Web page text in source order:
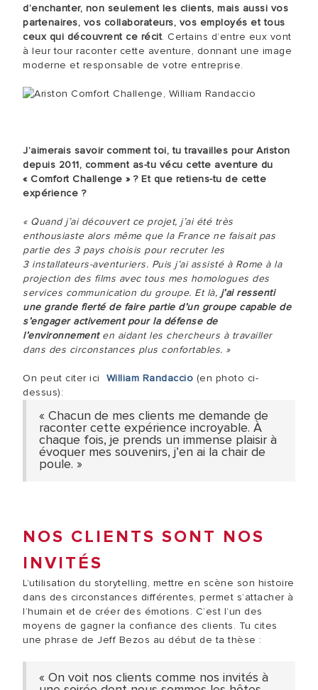
d’enchanter, non seulement les clients, mais aussi vos
partenaires, vos collaborateurs, vos employés et tous
ceux qui découvrent ce récit. Certains d’entre eux vont
à leur tour raconter cette aventure, donnant une image
moderne et responsable de votre entreprise.
J’aimerais savoir comment toi, tu travailles pour Ariston
depuis 2011, comment as-tu vécu cette aventure du
« Comfort Challenge » ? Et que retiens-tu de cette
expérience ?
« Quand j’ai découvert ce projet, j’ai été très
enthousiaste alors même que la France ne faisait pas
partie des 3 pays choisis pour recruter les
3 installateurs-aventuriers. Puis j’ai assisté à Rome à la
projection des films avec tous mes homologues des
services communication du groupe. Et là, j’ai ressenti
une grande fierté de faire partie d’un groupe capable de
s’engager activement pour la défense de
l’environnementen aidant les chercheurs à travailler
dans des circonstances plus confortables. »
On peut citer ici William Randaccio (en photo ci-
dessus):
« Chacun de mes clients me demande de
raconter cette expérience incroyable. À
chaque fois, je prends un immense plaisir à
évoquer mes souvenirs, j’en ai la chair de
poule. »
NOS CLIENTS SONT NOS
INVITÉS
L’utilisation du storytelling, mettre en scène son histoire
dans des circonstances différentes, permet s’attacher à
l’humain et de créer des émotions. C’est l’un des
moyens de gagner la confiance des clients. Tu cites
une phrase de Jeff Bezos au début de ta thèse :
« On voit nos clients comme nos invités à